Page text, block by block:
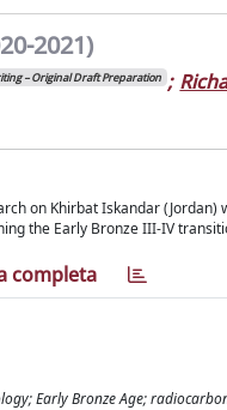
2021)
– Original Draft Preparation ;
on Khirbat Iskandar
the Early Bronze III-IV
completa
Early Bronze Age;